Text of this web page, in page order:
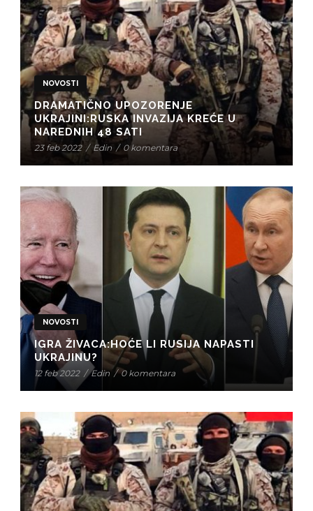
NOVOSTI
DRAMATIČNO UPOZORENJE
UKRAJINI:RUSKA INVAZIJA KREĆE U
NAREDNIH 48 SATI
23 feb 2022 / Edin / 0 komentara
NOVOSTI
IGRA ŽIVACA:HOĆE LI RUSIJA NAPASTI
UKRAJINU?
12 feb 2022 / Edin / 0 komentara